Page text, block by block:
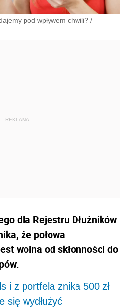
pod wpływem chwili? /
dla Rejestru Dłużników
że połowa
wolna od skłonności do
i z portfela znika 500 zł
się wydłużyć